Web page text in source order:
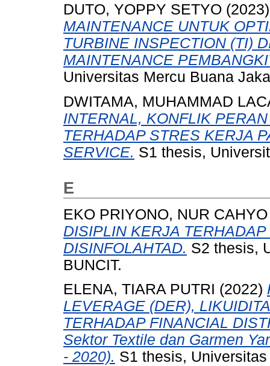
DUTO, YOPPY SETYO
MAINTENANCE UNTUK
TURBINE INSPECTION (TI)
MAINTENANCE
Universitas Mercu Buana
DWITAMA, MUHAMMAD
INTERNAL, KONFLIK
TERHADAP STRES KERJA
SERVICE. S1 thesis,
E
EKO PRIYONO, NUR CAHYO
DISIPLIN KERJA
DISINFOLAHTAD. S2 thesis,
BUNCIT.
ELENA, TIARA PUTRI (2022)
LEVERAGE (DER),
TERHADAP FINANCIAL
Sektor Textile dan Garmen
- 2020). S1 thesis,